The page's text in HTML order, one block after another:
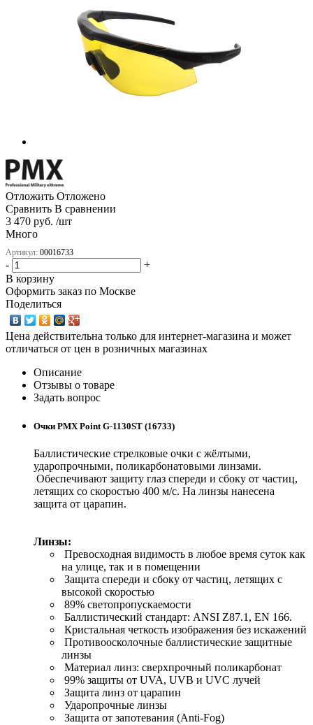
Отложить Отложено
Сравнить В сравнении
3 470 руб. /шт
Много
Артикул: 00016733
-
+
В корзину
Оформить заказ по Москве
Поделиться
Цена действительна только для интернет-магазина и может
отличаться от цен в розничных магазинах
Описание
Отзывы о товаре
Задать вопрос
Очки PMX Point G-1130ST (16733)
Баллистические стрелковые очки с жёлтыми,
ударопрочными, поликарбонатовыми линзами.
Обеспечивают защиту глаз спереди и сбоку от частиц,
летящих со скоростью 400 м/с. На линзы нанесена
защита от царапин.
Линзы:
Превосходная видимость в любое время суток как
на улице, так и в помещении
Защита спереди и сбоку от частиц, летящих с
высокой скоростью
89% светопропускаемости
Баллистический стандарт: ANSI Z87.1, EN 166.
Кристальная четкость изображения без искажений
Противоосколочные баллистические защитные
линзы
Материал линз: сверхпрочный поликарбонат
99% защиты от UVA, UVB и UVC лучей
Защита линз от царапин
Ударопрочные линзы
Защита от запотевания (Anti-Fog)